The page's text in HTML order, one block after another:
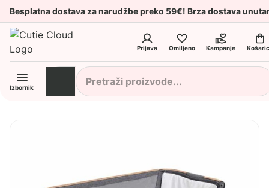
Besplatna dostava za narudžbe preko 59€! Brza dostava
Prijava Omiljeno Kampanje
Izbornik